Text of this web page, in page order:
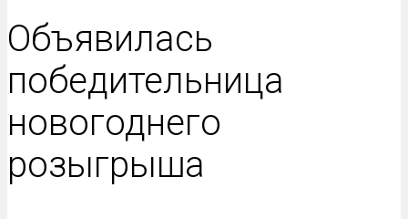
Объявилась
победительница
новогоднего
розыгрыша